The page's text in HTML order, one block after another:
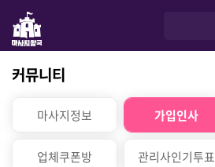
커뮤니티
마사지정보 가입인사
업체쿠폰방 관리사인기투표